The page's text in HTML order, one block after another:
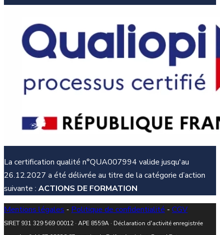
La certification qualité n°QUA007994 valide jusqu'au
26.12.2027 a été délivrée au titre de la catégorie d’action
suivante : ACTIONS DE FORMATION
Mentions légales - Politique de confidentialité - CGV
SIRET 931 329 569 00012 · APE 8559A · Déclaration d'activité enregistrée